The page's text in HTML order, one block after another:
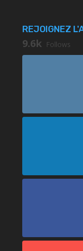
REJOIGNEZ
9.6k Follows